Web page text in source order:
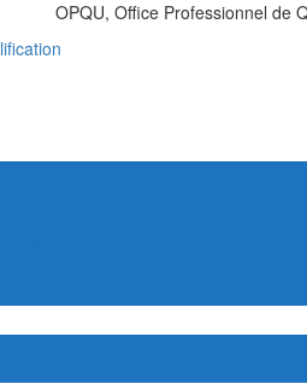
OPQU, Office Professionnel de